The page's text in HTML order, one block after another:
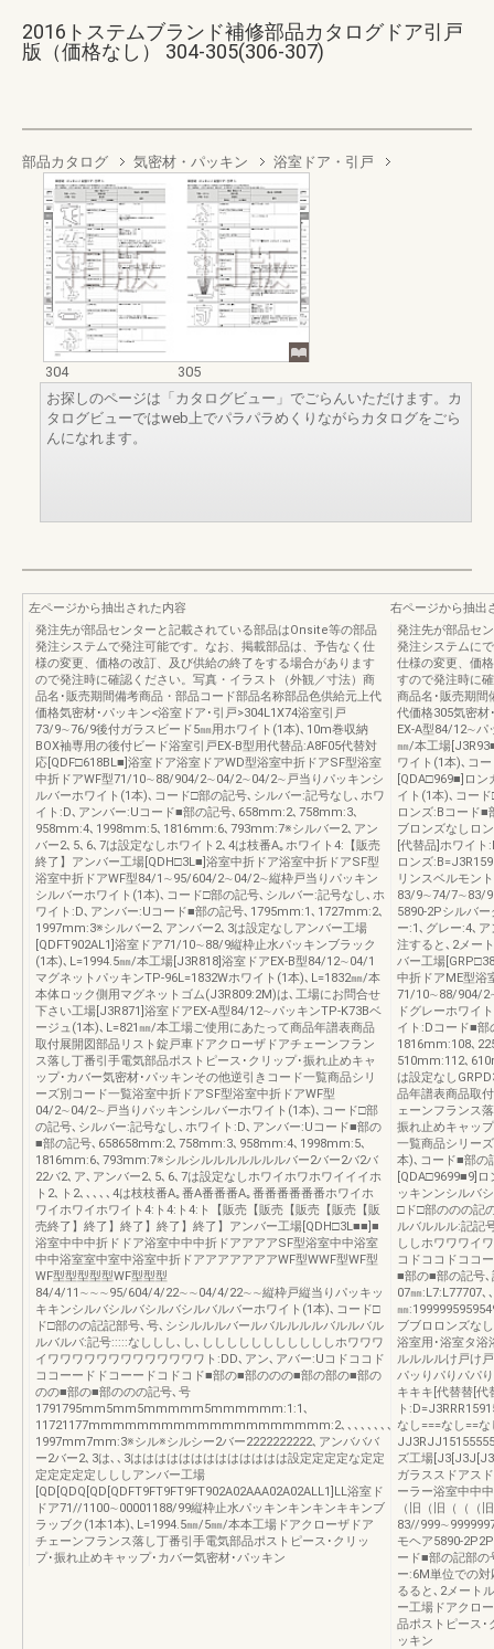
2016トステムブランド補修部品カタログドア引戸
版（価格なし） 304-305(306-307)
部品カタログ 気密材・パッキン 浴室ドア・引戸
304
305
お探しのページは「カタログビュー」でごらんいただけます。カ
タログビューではweb上でパラパラめくりながらカタログをごら
んになれます。
左ページから抽出された内容
発注先が部品センターと記載されている部品はOnsite等の部品
発注システムで発注可能です。なお、掲載部品は、予告なく仕
様の変更、価格の改訂、及び供給の終了をする場合があります
ので発注時に確認ください。写真・イラスト（外観／寸法）商
品名･販売期間備考商品・部品コード部品名称部品色供給元上代
価格気密材･パッキン<浴室ドア･引戸>304L1X74浴室引戸
73/9∼76/9後付ガラスビード5㎜用ホワイト(1本)､10m巻収納
BOX袖専用の後付ビード浴室引戸EX-B型用代替品:A8F05代替対
応[QDF□618BL■]浴室ドア浴室ドアWD型浴室中折ドアSF型浴室
中折ドアWF型71/10∼88/904/2∼04/2∼04/2∼戸当りパッキンシ
ルバーホワイト(1本)､コード□部の記号､シルバー:記号なし､ホワ
イト:D､アンバー:Uコード■部の記号､658mm:2､758mm:3､
958mm:4､1998mm:5､1816mm:6､793mm:7※シルバー2､アン
バー2､5､6､7は設定なしホワイト2､4は枝番A｡ホワイト4:【販売
終了】アンバー工場[QDH□3L■]浴室中折ドア浴室中折ドアSF型
浴室中折ドアWF型84/1∼95/604/2∼04/2∼縦枠戸当りパッキン
シルバーホワイト(1本)､コード□部の記号､シルバー:記号なし､ホ
ワイト:D､アンバー:Uコード■部の記号､1795mm:1､1727mm:2､
1997mm:3※シルバー2､アンバー2､3は設定なしアンバー工場
[QDFT902AL1]浴室ドア71/10∼88/9縦枠止水パッキンブラック
(1本)､L=1994.5㎜/本工場[J3R818]浴室ドアEX-B型84/12∼04/1
マグネットパッキンTP-96L=1832Wホワイト(1本)､L=1832㎜/本
本体ロック側用マグネットゴム(J3R809:2M)は､工場にお問合せ
下さい工場[J3R871]浴室ドアEX-A型84/12∼パッキンTP-K73Bベ
ージュ(1本)､L=821㎜/本工場ご使用にあたって商品年譜表商品
取付展開図部品リスト錠戸車ドアクローザドアチェーンフラン
ス落し丁番引手電気部品ポストピース･クリップ･振れ止めキャ
ップ･カバー気密材･パッキンその他逆引きコード一覧商品シリ
ーズ別コード一覧浴室中折ドアSF型浴室中折ドアWF型
04/2∼04/2∼戸当りパッキンシルバーホワイト(1本)､コード□部
の記号､シルバー:記号なし､ホワイト:D､アンバー:Uコード■部の
■部の記号､658658mm:2､758mm:3､958mm:4､1998mm:5､
1816mm:6､793mm:7※シルシルルルルルルルバー2バー2バ2バ
22バ2､ア､アンバー2､5､6､7は設定なしホワイホワホワイイイホ
ト2､ト2､､､､､4は枝枝番A｡番A番番番A｡番番番番番番ホワイホ
ワイホワイホワイト4:ト4:ト4:ト【販売【販売【販売【販売【販
売終了】終了】終了】終了】終了】アンバー工場[QDH□3L■■]■
浴室中中中折ドドア浴室中中中折ドアアアアSF型浴室中中浴室
中中浴室室中室中浴室中折ドアアアアアアアWF型WWF型WF型
WF型型型型型WF型型型
84/4/11∼∼∼95/604/4/22∼∼04/4/22∼∼縦枠戸縦当りパッキッ
キキンシルバシルバシルバシルバルバーホワイト(1本)､コード□
ド□部のの記記部号､号､シシルルルバールバルルルルバルルバル
ルバルバ:記号:::::なししし､し､しししししししししししホワワワ
イワワワワワワワワワワワワワト:DD､アン､アバー:Uコドココド
ココーードドコーードコドコド■部の■部ののの■部の部の■部の
のの■部の■部ののの記号､号
1791795mm5mm5mmmmm5mmmmmm:1:1､
11721177mmmmmmmmmmmmmmmmmmmm:2､､､､､､､､
1997mm7mm:3※シル※シルシー2バー2222222222､アンバババ
ー2バー2､3は､､3ははははははははははははは設定定定定な定定
定定定定定しししアンバー工場
[QD[QDQ[QD[QDFT9FT9FT9FT902A02AAA02A02ALL1]LL浴室ド
ドア71//1100∼00001188/99縦枠止水パッキンキンキンキキンブ
ラッブク(1本1本)､L=1994.5㎜/5㎜/本本工場ドアクローザドア
チェーンフランス落し丁番引手電気部品ポストピース･クリッ
プ･振れ止めキャップ･カバー気密材･パッキン
右ページから抽出
発注先が部品セ
発注システムに
仕様の変更、価
すので発注時に
商品名･販売期間
代価格305気密材
EX-A型84/12∼パ
㎜/本工場
ワイト(1本)､コ
[QDA□969■]ロ
イト(1本)､コー
ロンズ:Bコード■
ブロンズなしロ
[代替品]ホワイト
ロンズ
リンスベルモン
83/9∼74/7∼83/
5890-2Pシルバ
ー:1､グレー:4､
注すると､2メー
バー工場
中折ドアME型浴
71/10∼88/904/
ドグレーホワイ
イト:Dコード■
1816mm:108､
510mm:112､
は設定なし
品年譜表商品取
ェーンフランス
振れ止めキャッ
一覧商品シリー
本)､コード■部の
[QDA□9699■9]
ッキンンシルバ
□ド□部ののの記
ルバルルル:記記
ししホワワワイ
コドココドココ
■部の■部の記号
07㎜:L7:L77707､
㎜
ブブロロンズな
浴室用･浴室タ浴
ルルルルけ戸け
パッりパりパパ
キキキ[代替替[代
ト
なし===なし==
ズ工場
ガラススドアス
ーラー浴室中中
（旧（旧（（（
83//
モヘア5890-
ード■部の記部の
ー:6M単位での
るると､2メート
ー工場ドアクロ
品ポストピース･
ッキン